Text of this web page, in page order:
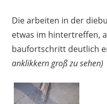
Die arbeiten in der
etwas im hintertreffen,
baufortschritt deutlich
anklikkern groß zu sehen)